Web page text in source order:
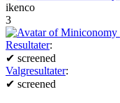
ikenco
3
Resultater:
✔ screened
Valgresultater:
✔ screened